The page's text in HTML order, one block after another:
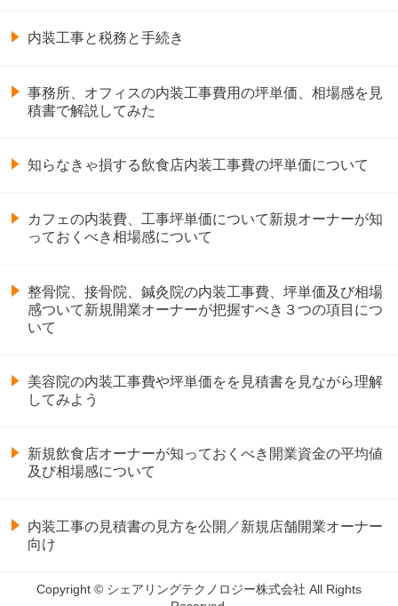
内装工事と税務と手続き
事務所、オフィスの内装工事費用の坪単価、相場感を見
積書で解説してみた
知らなきゃ損する飲食店内装工事費の坪単価について
カフェの内装費、工事坪単価について新規オーナーが知
っておくべき相場感について
整骨院、接骨院、鍼灸院の内装工事費、坪単価及び相場
感ついて新規開業オーナーが把握すべき３つの項目につ
いて
美容院の内装工事費や坪単価をを見積書を見ながら理解
してみよう
新規飲食店オーナーが知っておくべき開業資金の平均値
及び相場感について
内装工事の見積書の見方を公開／新規店舗開業オーナー
向け
Copyright © シェアリングテクノロジー株式会社 All Rights